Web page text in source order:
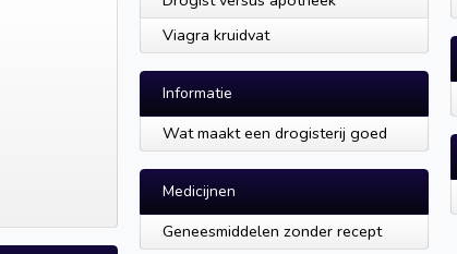
Viagra kruidvat
Informatie
Wat maakt een drogisterij goed
Medicijnen
Geneesmiddelen zonder recept